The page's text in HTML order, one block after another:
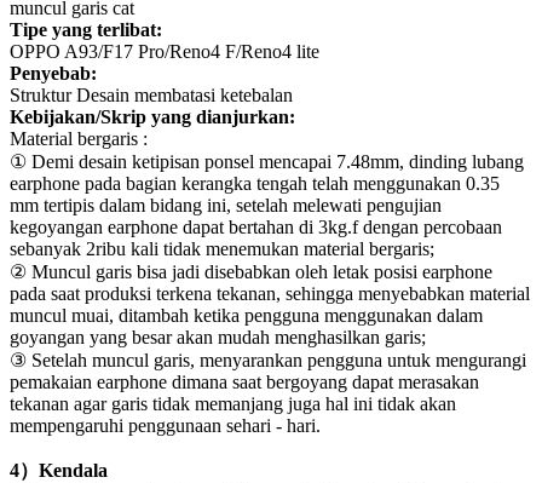
muncul garis cat
Tipe yang terlibat:
OPPO A93/F17 Pro/Reno4 F/Reno4 lite
Penyebab:
Struktur Desain membatasi ketebalan
Kebijakan/Skrip yang dianjurkan:
Material bergaris :
① Demi desain ketipisan ponsel mencapai 7.48mm, dinding lubang
earphone pada bagian kerangka tengah telah menggunakan 0.35
mm tertipis dalam bidang ini, setelah melewati pengujian
kegoyangan earphone dapat bertahan di 3kg.f dengan percobaan
sebanyak 2ribu kali tidak menemukan material bergaris;
② Muncul garis bisa jadi disebabkan oleh letak posisi earphone
pada saat produksi terkena tekanan, sehingga menyebabkan material
muncul muai, ditambah ketika pengguna menggunakan dalam
goyangan yang besar akan mudah menghasilkan garis;
③ Setelah muncul garis, menyarankan pengguna untuk mengurangi
pemakaian earphone dimana saat bergoyang dapat merasakan
tekanan agar garis tidak memanjang juga hal ini tidak akan
mempengaruhi penggunaan sehari - hari.
4） Kendala